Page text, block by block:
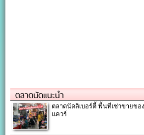
ตลาดนัดแนะนำ
ตลาดนัดลิเบอร์ตี้ พื้นที่เช่าขายขอ
แควร์